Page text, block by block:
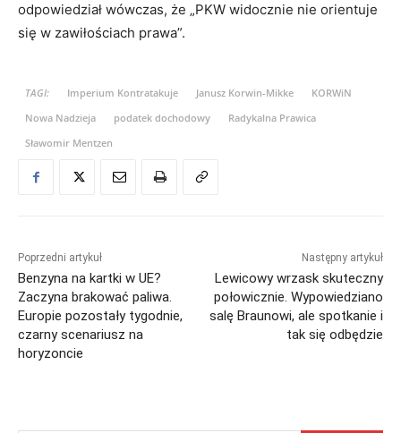
odpowiedział wówczas, że „PKW widocznie nie orientuje
się w zawiłościach prawa”.
TAGI: Imperium Kontratakuje Janusz Korwin-Mikke
KORWiN
Nowa Nadzieja
podatek dochodowy
Radykalna Prawica
Sławomir Mentzen
Poprzedni artykuł
Benzyna na kartki w UE?
Zaczyna brakować paliwa.
Europie pozostały tygodnie,
czarny scenariusz na
horyzoncie
Następny artykuł
Lewicowy wrzask skuteczny
połowicznie. Wypowiedziano
salę Braunowi, ale spotkanie i
tak się odbędzie